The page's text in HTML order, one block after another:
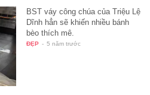
BST váy công chúa của Triệu Lệ
Dĩnh hẳn sẽ khiến nhiều bánh
bèo thích mê.
ĐẸP - 5 năm trước